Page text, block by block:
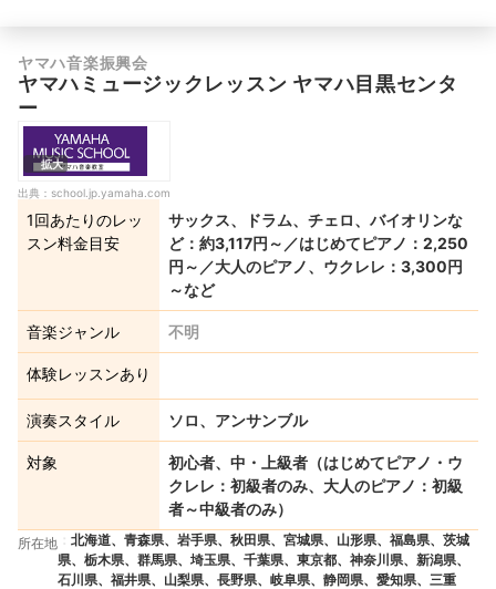
ヤマハ音楽振興会
ヤマハミュージックレッスン ヤマハ目黒センタ
ー
拡大
出典： school.jp.yamaha.com
1回あたりのレッ
スン料金目安
サックス、ドラム、チェロ、バイオリンな
ど：約3,117円～／はじめてピアノ：2,250
円～／大人のピアノ、ウクレレ：3,300円
～など
音楽ジャンル 不明
体験レッスンあり
演奏スタイル ソロ、アンサンブル
対象
初心者、中・上級者（はじめてピアノ・ウ
クレレ：初級者のみ、大人のピアノ：初級
者～中級者のみ）
所在地
北海道、青森県、岩手県、秋田県、宮城県、山形県、福島県、茨城
県、栃木県、群馬県、埼玉県、千葉県、東京都、神奈川県、新潟県、
石川県、福井県、山梨県、長野県、岐阜県、静岡県、愛知県、三重